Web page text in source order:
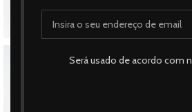
Será usado de acordo com